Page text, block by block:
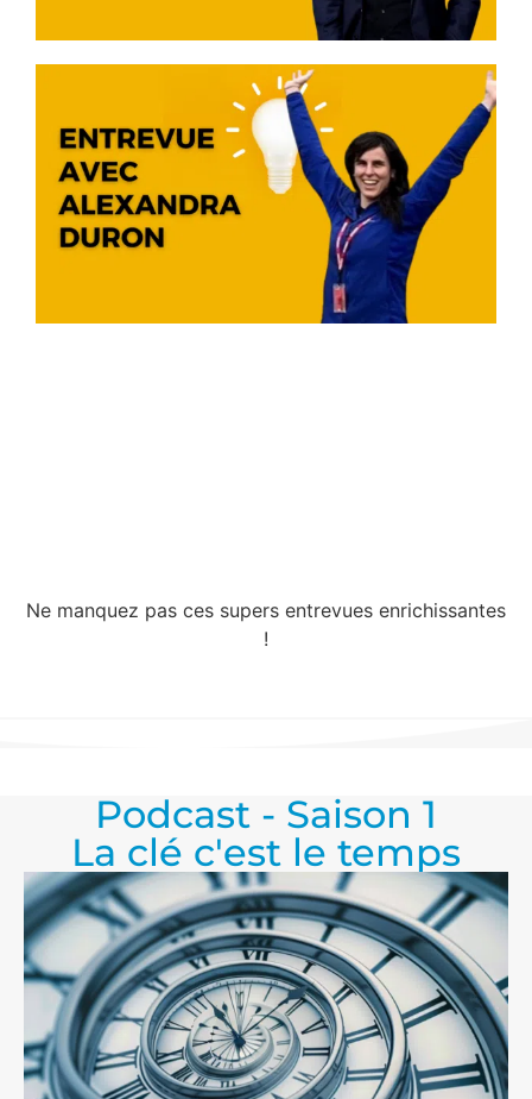
Ne manquez pas ces supers entrevues enrichissantes
!
Podcast - Saison 1
La clé c'est le temps